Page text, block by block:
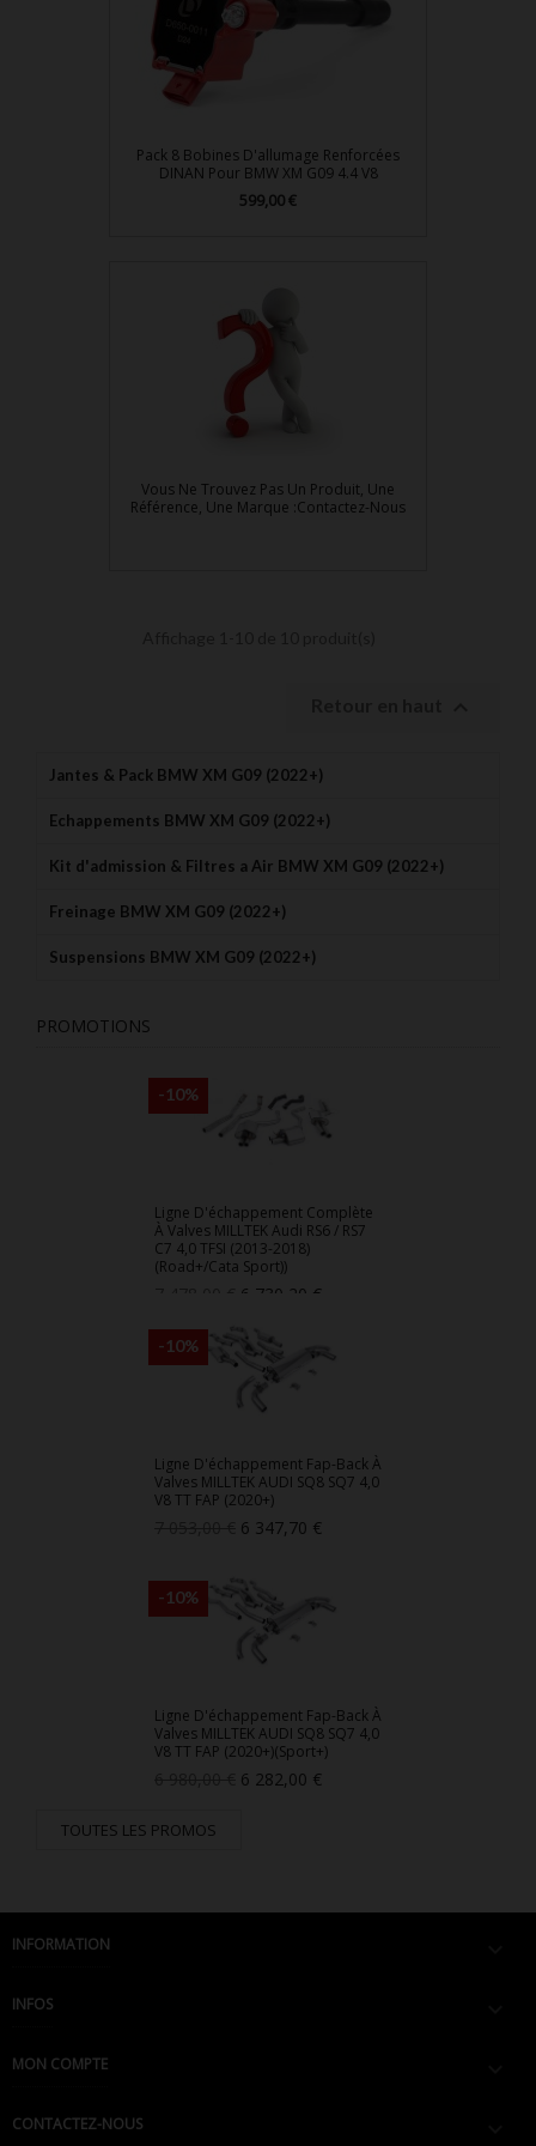
Pack 8 Bobines D'allumage Renforcées
DINAN Pour BMW XM G09 4.4 V8
Prix
599,00 €
Vous Ne Trouvez Pas Un Produit, Une
Référence, Une Marque :Contactez-Nous
Jantes & Pack BMW XM G09 (2022+)
Echappements BMW XM G09 (2022+)
Kit d'admission & Filtres a Air BMW XM G09 (2022+)
Freinage BMW XM G09 (2022+)
Suspensions BMW XM G09 (2022+)
PROMOTIONS
Ligne D'échappement Complète
À Valves MILLTEK Audi RS6 / RS7
C7 4,0 TFSI (2013-2018)
(Road+/Cata Sport))
base
Prix
6 730,20 €
-10%
Ligne D'échappement Fap-Back À
Valves MILLTEK AUDI SQ8 SQ7 4,0
V8 TT FAP (2020+)
Prix
6 347,70 €
-10%
Ligne D'échappement Fap-Back À
Valves MILLTEK AUDI SQ8 SQ7 4,0
V8 TT FAP (2020+)(Sport+)
base
Prix
6 282,00 €
-10%
TOUTES LES PROMOS
INFORMATION
INFOS
MON COMPTE
CONTACTEZ-NOUS